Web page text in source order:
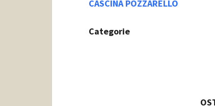
CASCINA POZZARELLO
Categorie